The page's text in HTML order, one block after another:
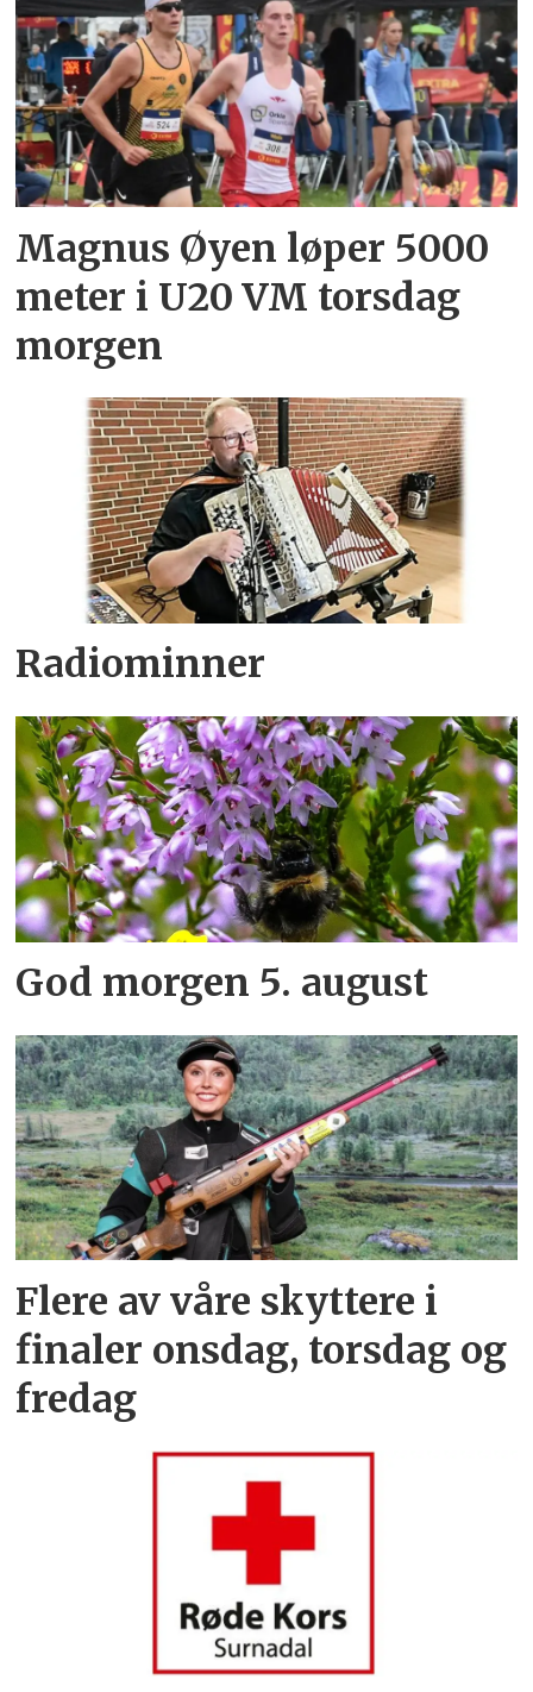
Magnus Øyen løper 5000
meter i U20 VM torsdag
morgen
Radiominner
God morgen 5. august
Flere av våre skyttere i
finaler onsdag, torsdag og
fredag